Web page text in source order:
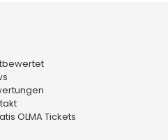
OLMA Tickets